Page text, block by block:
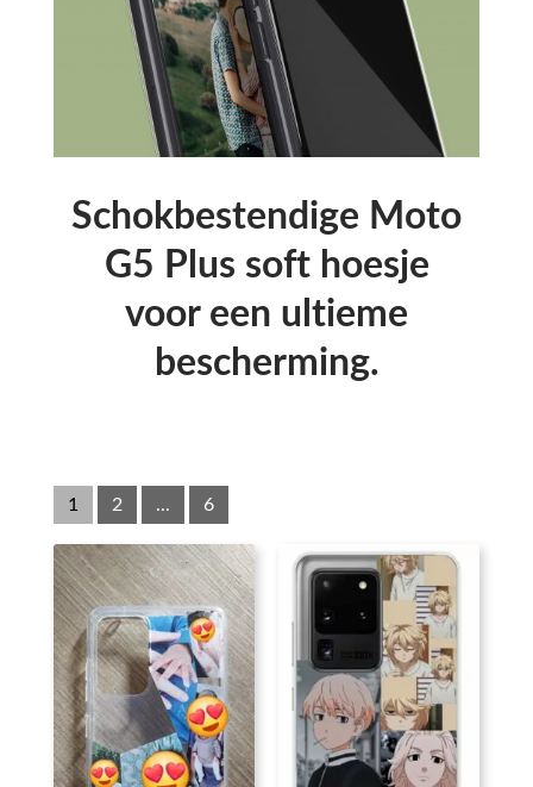
Schokbestendige Moto
G5 Plus soft hoesje
voor een ultieme
bescherming.
1 2 ... 6